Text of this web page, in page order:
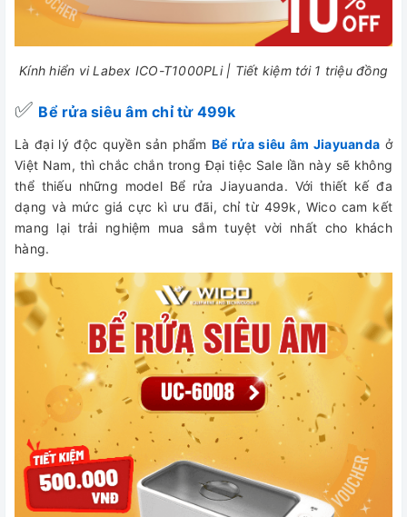
Kính hiển vi Labex ICO-T1000PLi | Tiết kiệm tới 1 triệu đồng
✅ Bể rửa siêu âm chỉ từ 499k
Là đại lý độc quyền sản phẩmBể rửa siêu âm Jiayuanda ở
Việt Nam, thì chắc chắn trong Đại tiệc Sale lần này sẽ không
thể thiếu những model Bể rửa Jiayuanda. Với thiết kế đa
dạng và mức giá cực kì ưu đãi, chỉ từ 499k, Wico cam kết
mang lại trải nghiệm mua sắm tuyệt vời nhất cho khách
hàng.